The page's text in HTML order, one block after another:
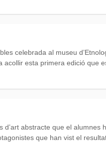
celebrada al museu
acollir esta primera edició que
d’art abstracte que el alumnes
que han vist el